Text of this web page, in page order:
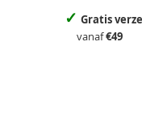
✓ Gratis
vanaf€49